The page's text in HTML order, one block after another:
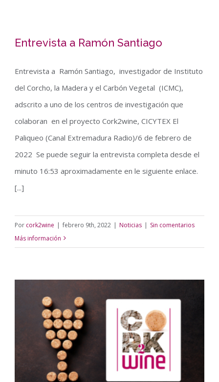
Entrevista a Ramón Santiago
Entrevista a Ramón Santiago, investigador de Instituto
del Corcho, la Madera y el Carbón Vegetal (ICMC),
adscrito a uno de los centros de investigación que
colaboran en el proyecto Cork2wine, CICYTEX El
Paliqueo (Canal Extremadura Radio)/6 de febrero de
2022 Se puede seguir la entrevista completa desde el
minuto 16:53 aproximadamente en le siguiente enlace.
[...]
Por cork2wine | febrero 9th, 2022 | Noticias | Sin comentarios
Más información